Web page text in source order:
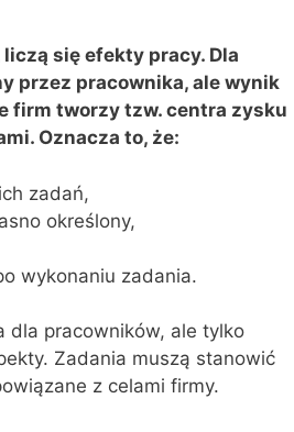
się efekty pracy. Dla
przez pracownika, ale wynik
firm tworzy tzw. centra zysku
Oznacza to, że:
zadań,
określony,
wykonaniu zadania.
dla pracowników, ale tylko
Zadania muszą stanowić
z celami firmy.